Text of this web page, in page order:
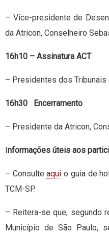
– Vice-presidente de
da Atricon, Conselheiro
16h10 –
– Presidentes dos Tribunais
16h30
– Presidente da Atricon,
Informações úteis aos
– Consulteaqui o guia de
TCM-SP.
– Reitera-se que, segundo
Município de São Paulo,